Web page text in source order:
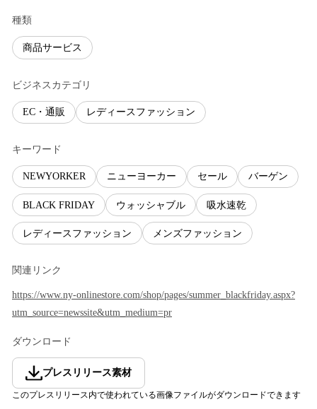
種類
商品サービス
ビジネスカテゴリ
EC・通販 レディースファッション
キーワード
NEWYORKER ニューヨーカー セール バーゲン
BLACK FRIDAY ウォッシャブル 吸水速乾
レディースファッション メンズファッション
関連リンク
https://www.ny-onlinestore.com/shop/pages/summer_blackfriday.aspx?
utm_source=newssite&utm_medium=pr
ダウンロード
プレスリリース素材
このプレスリリース内で使われている画像ファイルがダウンロードできます